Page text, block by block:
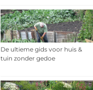
De ultieme gids voor huis &
tuin zonder gedoe